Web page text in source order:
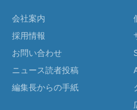
会社案内
採用情報
お問い合わせ
ニュース読者投稿
編集長からの手紙